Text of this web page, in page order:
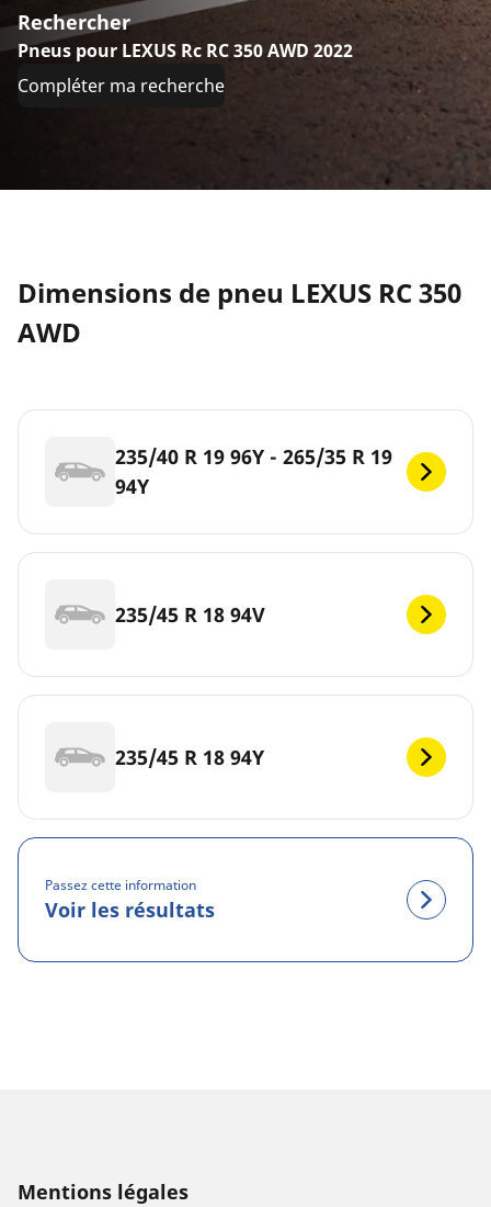
Rechercher
Pneus pour LEXUS Rc RC 350 AWD 2022
Compléter ma recherche
Dimensions de pneu LEXUS RC 350
AWD
235/40 R 19 96Y - 265/35 R 19
94Y
235/45 R 18 94V
235/45 R 18 94Y
Passez cette information
Voir les résultats
Mentions légales